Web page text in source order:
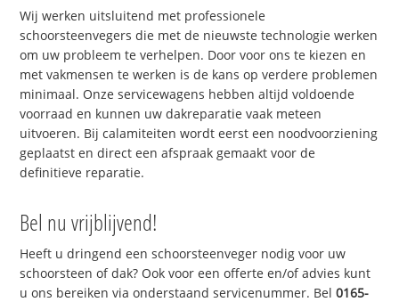
Wij werken uitsluitend met professionele
schoorsteenvegers die met de nieuwste technologie werken
om uw probleem te verhelpen. Door voor ons te kiezen en
met vakmensen te werken is de kans op verdere problemen
minimaal. Onze servicewagens hebben altijd voldoende
voorraad en kunnen uw dakreparatie vaak meteen
uitvoeren. Bij calamiteiten wordt eerst een noodvoorziening
geplaatst en direct een afspraak gemaakt voor de
definitieve reparatie.
Bel nu vrijblijvend!
Heeft u dringend een schoorsteenveger nodig voor uw
schoorsteen of dak? Ook voor een offerte en/of advies kunt
u ons bereiken via onderstaand servicenummer. Bel0165-